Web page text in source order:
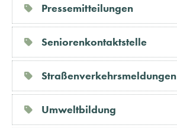
Pressemitteilungen
Seniorenkontaktstelle
Straßenverkehrsmeldungen
Umweltbildung